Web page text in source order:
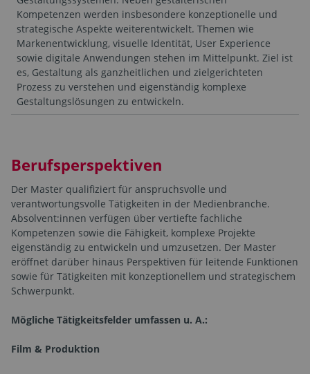
Kompetenzen werden insbesondere konzeptionelle und
strategische Aspekte weiterentwickelt. Themen wie
Markenentwicklung, visuelle Identität, User Experience
sowie digitale Anwendungen stehen im Mittelpunkt. Ziel ist
es, Gestaltung als ganzheitlichen und zielgerichteten
Prozess zu verstehen und eigenständig komplexe
Gestaltungslösungen zu entwickeln.
Berufsperspektiven
Der Master qualifiziert für anspruchsvolle und
verantwortungsvolle Tätigkeiten in der Medienbranche.
Absolvent:innen verfügen über vertiefte fachliche
Kompetenzen sowie die Fähigkeit, komplexe Projekte
eigenständig zu entwickeln und umzusetzen. Der Master
eröffnet darüber hinaus Perspektiven für leitende Funktionen
sowie für Tätigkeiten mit konzeptionellem und strategischem
Schwerpunkt.
Mögliche Tätigkeitsfelder umfassen u. A.:
Film & Produktion